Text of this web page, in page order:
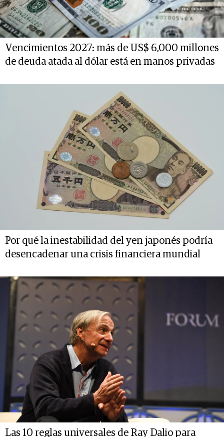
Vencimientos 2027: más de US$ 6,000 millones
de deuda atada al dólar está en manos privadas
Por qué la inestabilidad del yen japonés podría
desencadenar una crisis financiera mundial
Las 10 reglas universales de Ray Dalio para